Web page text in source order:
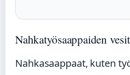
Nahkatyösaappaiden
Nahkasaappaat, kuten